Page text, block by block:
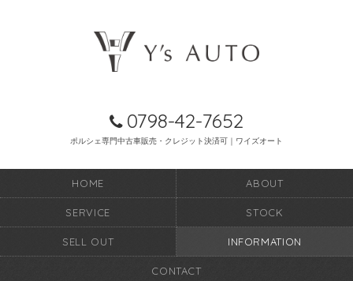
0798-42-7652
ポルシェ専門中古車販売・クレジット決済可｜ワイズオート
HOME ABOUT
SERVICE STOCK
SELL OUT INFORMATION
CONTACT